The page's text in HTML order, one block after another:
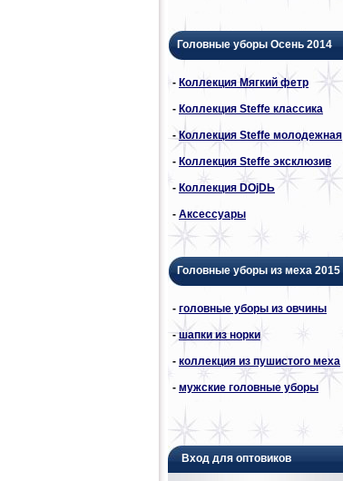
Головные уборы Осень 2014
- Коллекция Мягкий фетр
- Коллекция Steffe классика
-Коллекция Steffe молодежная
- Коллекция Steffe эксклюзив
- Коллекция DОjDЬ
- Аксессуары
Головные уборы из меха 2015
- головные уборы из овчины
-шапки из норки
- коллекция из пушистого меха
- мужские головные уборы
Вход для оптовиков